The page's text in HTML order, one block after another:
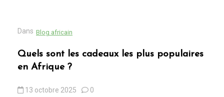
Dans Blog africain
Quels sont les cadeaux les plus populaires
en Afrique ?
13 octobre 2025 0